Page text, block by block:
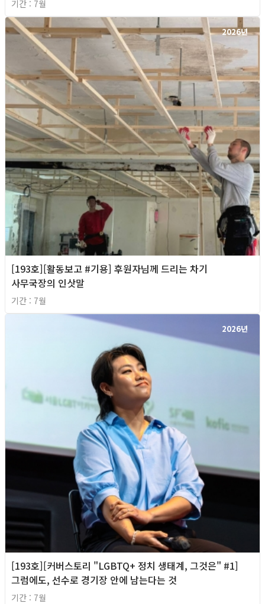
기간 : 7월
2026년
[193호][활동보고 #기용] 후원자님께 드리는 차기
사무국장의 인삿말
기간 : 7월
2026년
[193호][커버스토리 "LGBTQ+ 정치 생태계, 그것은" #1]
그럼에도, 선수로 경기장 안에 남는다는 것
기간 : 7월